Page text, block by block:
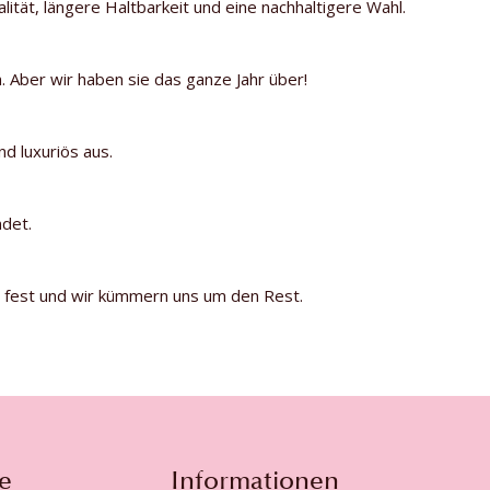
längere Haltbarkeit und eine nachhaltigere Wahl.
wir haben sie das ganze Jahr über!
luxuriös aus.
und wir kümmern uns um den Rest.
Informationen